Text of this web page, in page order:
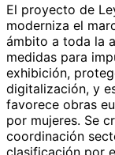
El proyecto de
moderniza el
ámbito a toda la
medidas para
exhibición,
digitalización, y
favorece obras
por mujeres. Se
coordinación
clasificación por